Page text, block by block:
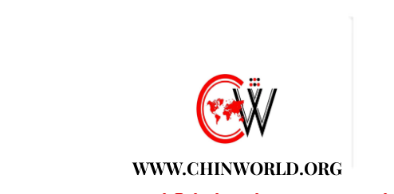
WWW.CHINWORLD.ORG